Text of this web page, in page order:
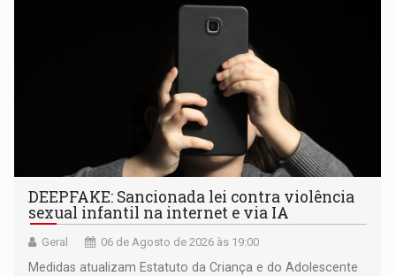
DEEPFAKE: Sancionada lei contra violência
sexual infantil na internet e via IA
Geral 06 de Agosto de 2026 às 19:00
Medidas atualizam Estatuto da Criança e do Adolescente